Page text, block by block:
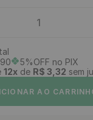
1
90
5%OFF no PIX
12x de R$ 3 32 sem
AO